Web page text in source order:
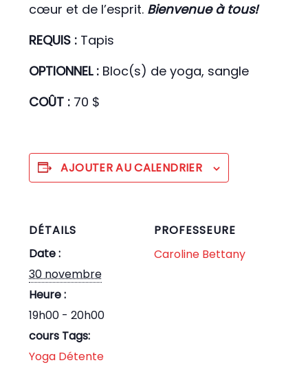
cœur et de l’esprit. Bienvenue à tous!
REQUIS : Tapis
OPTIONNEL : Bloc(s) de yoga, sangle
COÛT : 70 $
AJOUTER AU CALENDRIER
DÉTAILS
Date :
30 novembre
Heure :
19h00 - 20h00
cours Tags:
Yoga Détente
PROFESSEURE
Caroline Bettany